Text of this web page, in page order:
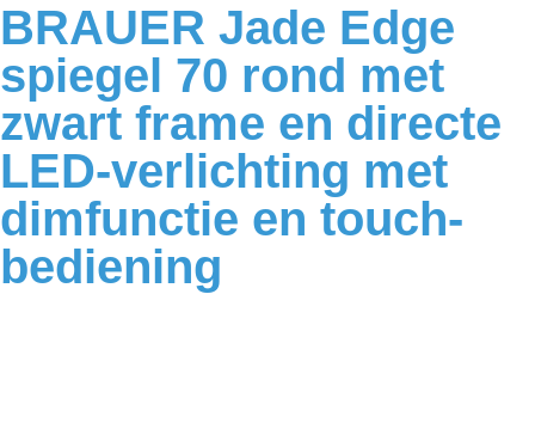
BRAUER Jade Edge
spiegel 70 rond met
zwart frame en directe
LED-verlichting met
dimfunctie en touch-
bediening